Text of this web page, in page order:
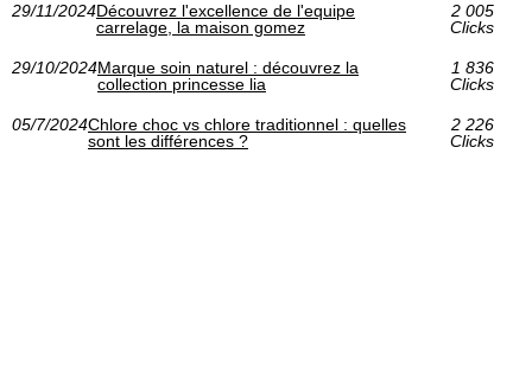
29/11/2024Découvrez l'excellence de l'equipe
carrelage, la maison gomez
2 005
Clicks
29/10/2024Marque soin naturel : découvrez la
collection princesse lia
1 836
Clicks
05/7/2024Chlore choc vs chlore traditionnel : quelles
sont les différences ?
2 226
Clicks